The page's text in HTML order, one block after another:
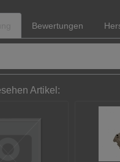
Bewertungen
Artikel: